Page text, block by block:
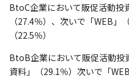
BtoC企業において販促活動投
（27.4％）、次いで「WEB」
（22.5％）
BtoB企業において販促活動投
資料」（29.1％）次いで「